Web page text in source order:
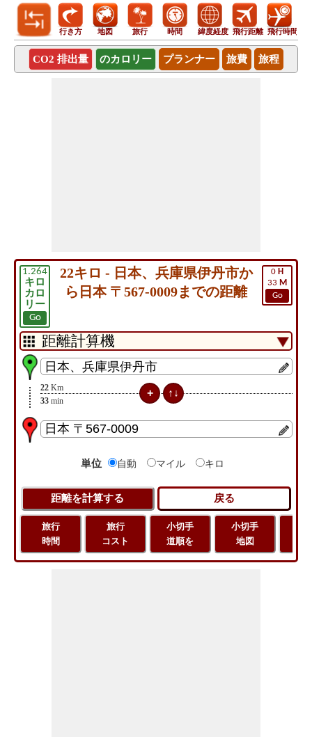
行き方 地図 旅行 時間 緯度経度 飛行距離 飛行時間
CO2 排出量 のカロリー プランナー 旅費 旅程
1.264
キロ
カロ
リー
Go
0 H
33 M
Go
22キロ - 日本、兵庫県伊丹市か
ら日本 〒567-0009までの距離
22 Km
33 min
単位 自動 マイル キロ
旅行
時間
旅行
コスト
小切手
道順を
小切手
地図